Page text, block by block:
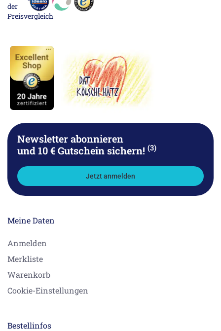
Newsletter abonnieren
und 10 € Gutschein sichern! (3)
Jetzt anmelden
Meine Daten
Anmelden
Merkliste
Warenkorb
Cookie-Einstellungen
Bestellinfos